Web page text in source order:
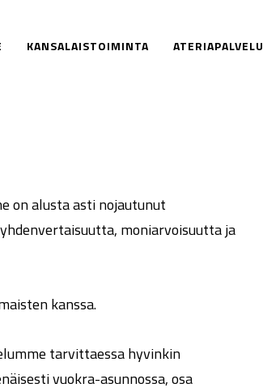
KANSALAISTOIMINTA ATERIAPALVELU
on alusta asti nojautunut
moniarvoisuutta ja
kanssa.
tarvittaessa hyvinkin
vuokra-asunnossa, osa